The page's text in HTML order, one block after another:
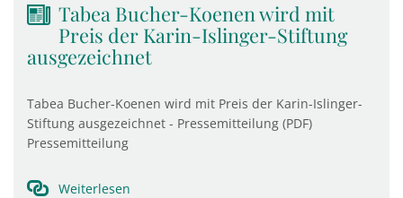
Tabea Bucher-Koenen wird mit
Preis der Karin-Islinger-Stiftung
ausgezeichnet
Tabea Bucher-Koenen wird mit Preis der Karin-Islinger-
Stiftung ausgezeichnet - Pressemitteilung (PDF)
Pressemitteilung
Weiterlesen